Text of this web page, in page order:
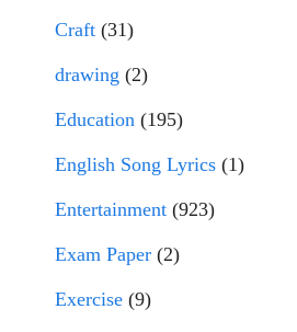
Craft (31)
drawing (2)
Education (195)
English Song Lyrics (1)
Entertainment (923)
Exam Paper (2)
Exercise (9)